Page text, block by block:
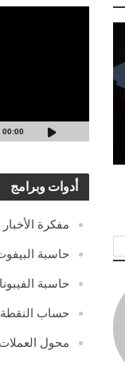
00:00
أدوات وبرامج
مفكرة الأخبار
حاسبة
حاسبة
حساب النقطة
محول العملات